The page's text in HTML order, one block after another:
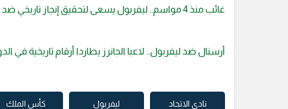
غائب منذ 4 مواسم.. ليفربول يسعى لتحقيق إنجاز تاريخي ضد أرسنال
أرسنال ضد ليفربول.. لاعبا الجانرز يطاردا أرقام تاريخية في
نادي الاتحاد ليفربول كأس الملك